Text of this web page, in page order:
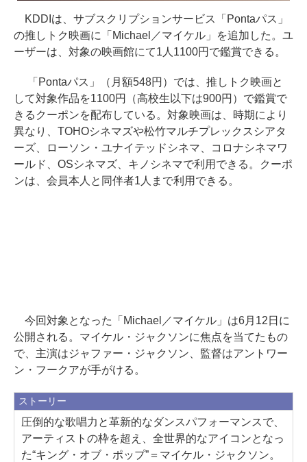
KDDIは、サブスクリプションサービス「Pontaパス」
の推しトク映画に「Michael／マイケル」を追加した。ユ
ーザーは、対象の映画館にて1人1100円で鑑賞できる。
「Pontaパス」（月額548円）では、推しトク映画と
して対象作品を1100円（高校生以下は900円）で鑑賞で
きるクーポンを配布している。対象映画は、時期により
異なり、TOHOシネマズや松竹マルチプレックスシアタ
ーズ、ローソン・ユナイテッドシネマ、コロナシネマワ
ールド、OSシネマズ、キノシネマで利用できる。クーポ
ンは、会員本人と同伴者1人まで利用できる。
今回対象となった「Michael／マイケル」は6月12日に
公開される。マイケル・ジャクソンに焦点を当てたもの
で、主演はジャファー・ジャクソン、監督はアントワー
ン・フークアが手がける。
ストーリー
圧倒的な歌唱力と革新的なダンスパフォーマンスで、
アーティストの枠を超え、全世界的なアイコンとなっ
た“キング・オブ・ポップ”＝マイケル・ジャクソン。